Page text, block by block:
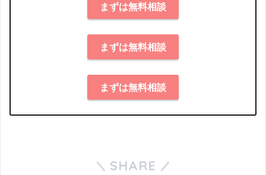
まずは無料相談
まずは無料相談
まずは無料相談
SHARE